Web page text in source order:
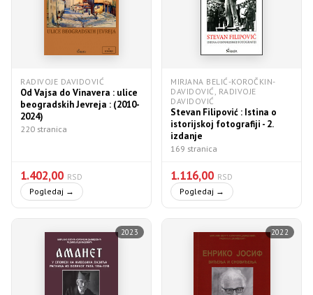
RADIVOJE DAVIDOVIĆ
Od Vajsa do Vinavera : ulice
beogradskih Jevreja : (2010-
2024)
220 stranica
1.402,00 RSD
Pogledaj →
MIRJANA BELIĆ-KOROČKIN-
DAVIDOVIĆ, RADIVOJE
DAVIDOVIĆ
Stevan Filipović : Istina o
istorijskoj fotografiji - 2.
izdanje
169 stranica
1.116,00 RSD
Pogledaj →
2023 2022